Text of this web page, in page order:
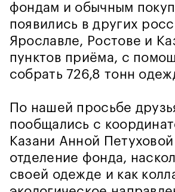
фондам и обычным
появились в других
Ярославле, Ростове и
пунктов приёма, с
собрать 726,8 тонн
По нашей просьбе
пообщались с
Казани Анной
отделение фонда,
своей одежде и как